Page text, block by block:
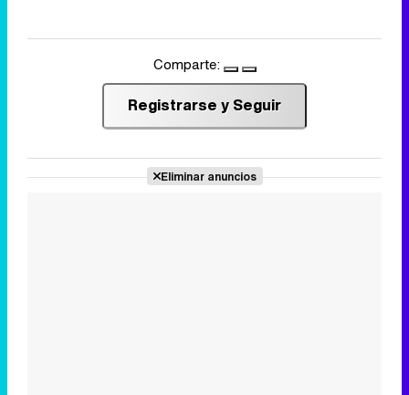
Comparte:
Registrarse y Seguir
Eliminar anuncios